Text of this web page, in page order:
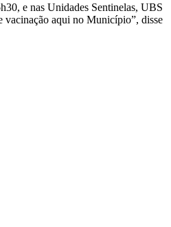
e nas Unidades Sentinelas, UBS
vacinação aqui no Município”, disse